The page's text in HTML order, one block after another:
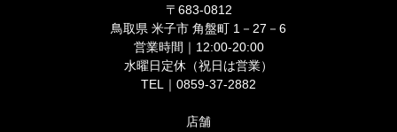
〒683-0812
鳥取県 米子市 角盤町 1－27－6
営業時間｜12:00-20:00
水曜日定休（祝日は営業）
TEL｜0859-37-2882
店舗